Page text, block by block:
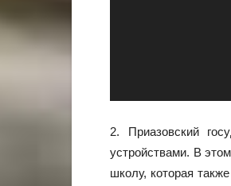
2. Приазовский
устройствами. В
школу, которая